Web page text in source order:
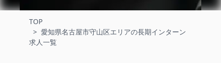
TOP
> 愛知県名古屋市守山区エリアの長期インターン
求人一覧